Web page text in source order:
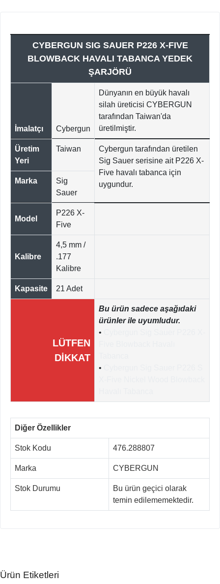
CYBERGUN SIG SAUER P226 X-FIVE
BLOWBACK HAVALI TABANCA YEDEK
ŞARJÖRÜ
İmalatçı Cybergun
Dünyanın en büyük havalı
silah üreticisi CYBERGUN
tarafından Taiwan'da
üretilmiştir.
Üretim
Yeri
Taiwan
Cybergun tarafından üretilen
Sig Sauer serisine ait P226 X-
Five havalı tabanca için
uygundur.
Marka
Sig
Sauer
Model
P226 X-
Five
Kalibre
4,5 mm /
.177
Kalibre
Kapasite 21 Adet
LÜTFEN
DİKKAT
Bu ürün sadece aşağıdaki
ürünler ile uyumludur.
•
•
Diğer Özellikler
Stok Kodu 476.288807
Marka CYBERGUN
Stok Durumu
Bu ürün geçici olarak
temin edilememektedir.
Ürün Etiketleri